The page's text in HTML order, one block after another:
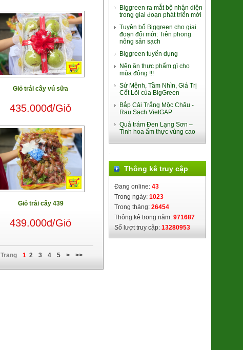
Giỏ trái cây vú sữa
435.000đ/Giỏ
Giỏ trái cây 439
439.000đ/Giỏ
1 2 3 4 5 > >>
Trang
Đu Đủ ruột đỏ da xanh
7.500đ/100g
Bún Gạo Lứt sấy lạnh
85.000đ/Hộp
Biggreen ra mắt bộ nhận diện
trong giai đoạn phát triển mới
Tuyên bố Biggreen cho giai
đoạn đổi mới: Tiên phong
nông sản sạch
Biggreen tuyển dụng
Nên ăn thực phẩm gì cho
mùa đông !!!
Sứ Mệnh, Tầm Nhìn, Giá Trị
Cốt Lõi của BigGreen
Bắp Cải Trắng Mộc Châu -
Rau Sạch VietGAP
Quả trám Đen Lạng Sơn –
Tinh hoa ẩm thực vùng cao
.
Thông kê truy cập
Đang online: 43
Trong ngày: 1023
Trong tháng: 26454
Thông kê trong năm: 971687
Số lượt truy cập: 13280953